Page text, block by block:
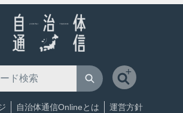
自治体通信Onlineとは 運営方針